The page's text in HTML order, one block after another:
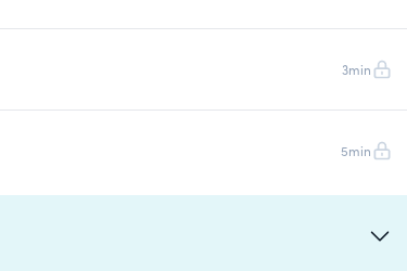
3min
5min